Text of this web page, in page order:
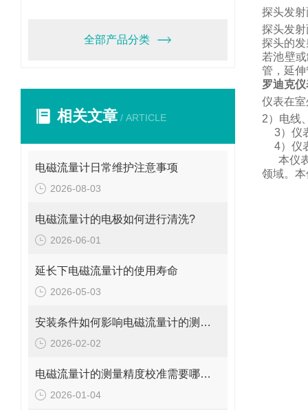
全部产品分类
相关文章 / ARTICLE
电磁流量计日常维护注意事项
2026-08-03
电磁流量计的电极如何进行清洗?
2026-06-01
延长下电磁流量计的使用寿命
2026-05-03
安装条件如何影响电磁流量计的测量精度?
2026-02-02
电磁流量计的测量精度校准需要哪些工具和设备?
2026-01-04
探头发
探头发
探头的
若池壁
管， 延
罗迪克
仪表在
2）电线
3）仪
4）仪
本仪
领域。 本